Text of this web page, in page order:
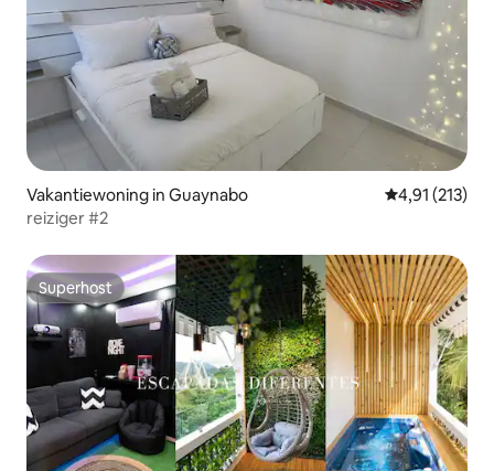
Vakantiewoning in Guaynabo Gemiddelde
4,91 (213)
reiziger #2
Superhost
Superhost